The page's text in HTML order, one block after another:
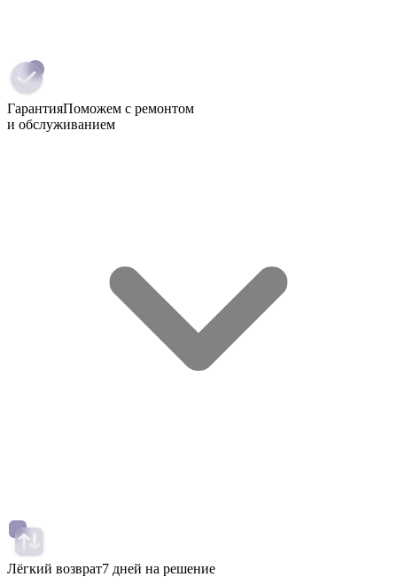
ГарантияПоможем с ремонтом
и обслуживанием
Лёгкий возврат7 дней на решение